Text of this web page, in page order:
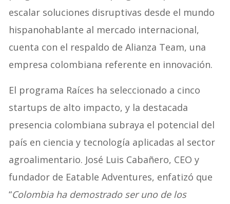
escalar soluciones disruptivas desde el mundo
hispanohablante al mercado internacional,
cuenta con el respaldo de Alianza Team, una
empresa colombiana referente en innovación.
El programa Raíces ha seleccionado a cinco
startups de alto impacto, y la destacada
presencia colombiana subraya el potencial del
país en ciencia y tecnología aplicadas al sector
agroalimentario. José Luis Cabañero, CEO y
fundador de Eatable Adventures, enfatizó que
“Colombia ha demostrado ser uno de los